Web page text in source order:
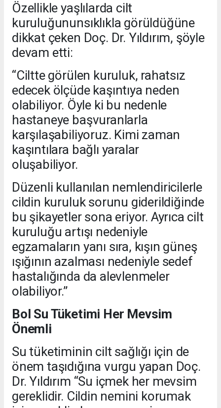
Özellikle yaşlılarda cilt
kuruluğununsıklıkla görüldüğüne
dikkat çeken Doç. Dr. Yıldırım, şöyle
devam etti:
“Ciltte görülen kuruluk, rahatsız
edecek ölçüde kaşıntıya neden
olabiliyor. Öyle ki bu nedenle
hastaneye başvuranlarla
karşılaşabiliyoruz. Kimi zaman
kaşıntılara bağlı yaralar
oluşabiliyor.
Düzenli kullanılan nemlendiricilerle
cildin kuruluk sorunu giderildiğinde
bu şikayetler sona eriyor. Ayrıca cilt
kuruluğu artışı nedeniyle
egzamaların yanı sıra, kışın güneş
ışığının azalması nedeniyle sedef
hastalığında da alevlenmeler
olabiliyor.”
Bol Su Tüketimi Her Mevsim
Önemli
Su tüketiminin cilt sağlığı için de
önem taşıdığına vurgu yapan Doç.
Dr. Yıldırım “Su içmek her mevsim
gereklidir. Cildin nemini korumak